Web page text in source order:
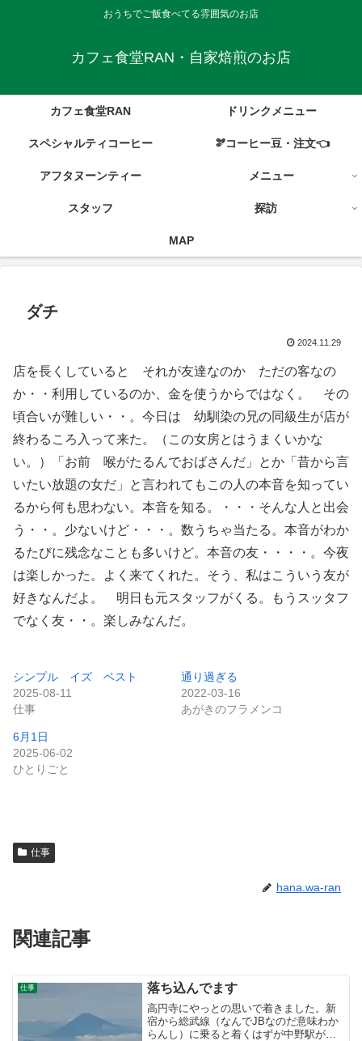
おうちでご飯食べてる雰囲気のお店
カフェ食堂RAN・自家焙煎のお店
カフェ食堂RAN ドリンクメニュー
スペシャルティコーヒー 🫘コーヒー豆・注文👈
アフタヌーンティー メニュー
スタッフ 探訪
MAP
ダチ
2024.11.29
店を長くしていると それが友達なのか ただの客なの
か・・利用しているのか、金を使うからではなく。 その
頃合いが難しい・・。今日は 幼馴染の兄の同級生が店が
終わるころ入って来た。（この女房とはうまくいかな
い。）「お前 喉がたるんでおばさんだ」とか「昔から言
いたい放題の女だ」と言われてもこの人の本音を知ってい
るから何も思わない。本音を知る。・・・そんな人と出会
う・・。少ないけど・・・。数うちゃ当たる。本音がわか
るたびに残念なことも多いけど。本音の友・・・・。今夜
は楽しかった。よく来てくれた。そう、私はこういう友が
好きなんだよ。 明日も元スタッフがくる。もうスッタフ
でなく友・・。楽しみなんだ。
シンプル イズ ベスト
2025-08-11
仕事
通り過ぎる
2022-03-16
あがきのフラメンコ
6月1日
2025-06-02
ひとりごと
仕事
hana.wa-ran
関連記事
仕事 落ち込んでます
高円寺にやっとの思いで着きました。新
宿から総武線（なんでJBなのだ意味わか
らんし）に乗ると着くはずが中野駅が終